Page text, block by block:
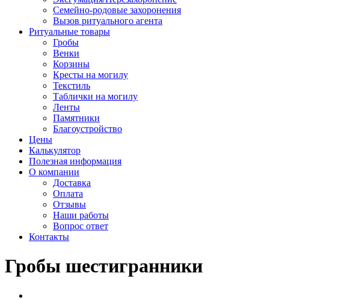
Семейно-родовые захоронения
Вызов ритуального агента
Ритуальные товары
Гробы
Венки
Корзины
Кресты на могилу
Текстиль
Таблички на могилу
Ленты
Памятники
Благоустройство
Цены
Калькулятор
Полезная информация
О компании
Доставка
Оплата
Отзывы
Наши работы
Вопрос ответ
Контакты
Гробы шестигранники